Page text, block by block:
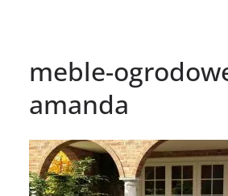
meble-
amanda